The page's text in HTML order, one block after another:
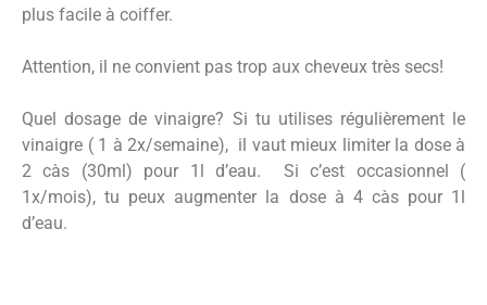
plus facile à coiffer.
Attention, il ne convient pas trop aux cheveux très secs!
Quel dosage de vinaigre? Si tu utilises régulièrement le
vinaigre ( 1 à 2x/semaine), il vaut mieux limiter la dose à
2 càs (30ml) pour 1l d’eau. Si c’est occasionnel (
1x/mois), tu peux augmenter la dose à 4 càs pour 1l
d’eau.